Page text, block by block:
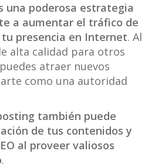
una poderosa estrategia
a aumentar el tráfico de
presencia en Internet. Al
alta calidad para otros
atraer nuevos
como una autoridad
también puede
de tus contenidos y
al proveer valiosos
.